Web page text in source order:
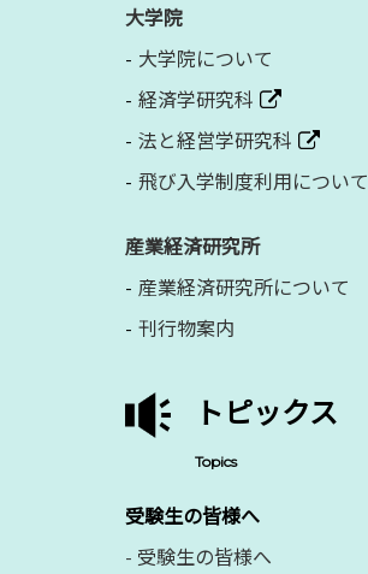
大学院
大学院について
経済学研究科
法と経営学研究科
飛び入学制度利用について
産業経済研究所
産業経済研究所について
刊行物案内
トピックス
Topics
受験生の皆様へ
- 受験生の皆様へ